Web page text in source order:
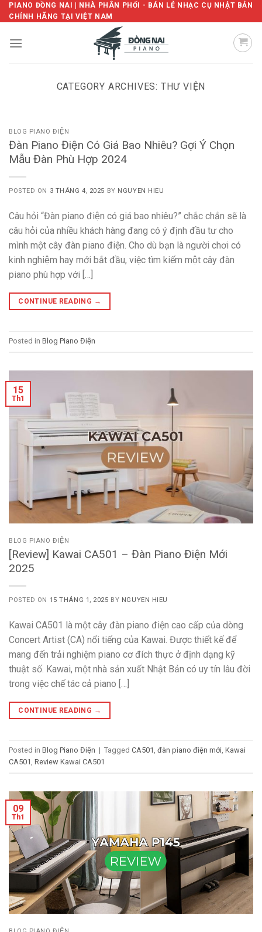
Skip
to
PIANO ĐỒNG NAI | NHÀ PHÂN PHỐI - BÁN LẺ NHẠC CỤ NHẬT BẢN
CHÍNH HÃNG TẠI VIỆT NAM
CATEGORY ARCHIVES: THƯ VIỆN
BLOG PIANO ĐIỆN
Đàn Piano Điện Có Giá Bao Nhiêu? Gợi Ý Chọn
Mẫu Đàn Phù Hợp 2024
POSTED ON 3 THÁNG 4, 2025 BY NGUYEN HIEU
Câu hỏi “Đàn piano điện có giá bao nhiêu?” chắc chắn sẽ là
câu hỏi của nhiều khách hàng đang có ý định đầu tư cho
mình một cây đàn piano điện. Cho dù bạn là người chơi có
kinh nghiệm hay mới bắt đầu, việc tìm kiếm một cây đàn
piano phù hợp với […]
CONTINUE READING →
Posted in Blog Piano Điện
15
Th1
BLOG PIANO ĐIỆN
[Review] Kawai CA501 – Đàn Piano Điện Mới
2025
POSTED ON 15 THÁNG 1, 2025 BY NGUYEN HIEU
Kawai CA501 là một cây đàn piano điện cao cấp của dòng
Concert Artist (CA) nổi tiếng của Kawai. Được thiết kế để
mang đến trải nghiệm piano cơ đích thực ở định dạng kỹ
thuật số. Kawai, một nhà sản xuất Nhật Bản có uy tín lâu đời
trong việc chế tác cả piano […]
CONTINUE READING →
Posted in Blog Piano Điện | Tagged CA501, đàn piano điện mới, Kawai
CA501, Review Kawai CA501
09
Th1